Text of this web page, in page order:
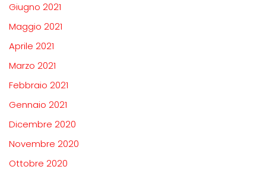
Giugno 2021
Maggio 2021
Aprile 2021
Marzo 2021
Febbraio 2021
Gennaio 2021
Dicembre 2020
Novembre 2020
Ottobre 2020